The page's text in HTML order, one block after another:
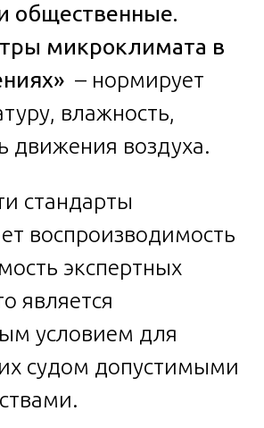
общественные.
микроклимата в
– нормирует
влажность,
движения воздуха.
стандарты
воспроизводимость
экспертных
является
условием для
судом допустимыми